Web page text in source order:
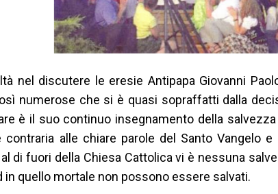
nel discutere le eresie Antipapa Giovanni
numerose che si è quasi sopraffatti dalla
è il suo continuo insegnamento della
contraria alle chiare parole del Santo Vangelo
di fuori della Chiesa Cattolica vi è nessuna
in quello mortale non possono essere salvati.